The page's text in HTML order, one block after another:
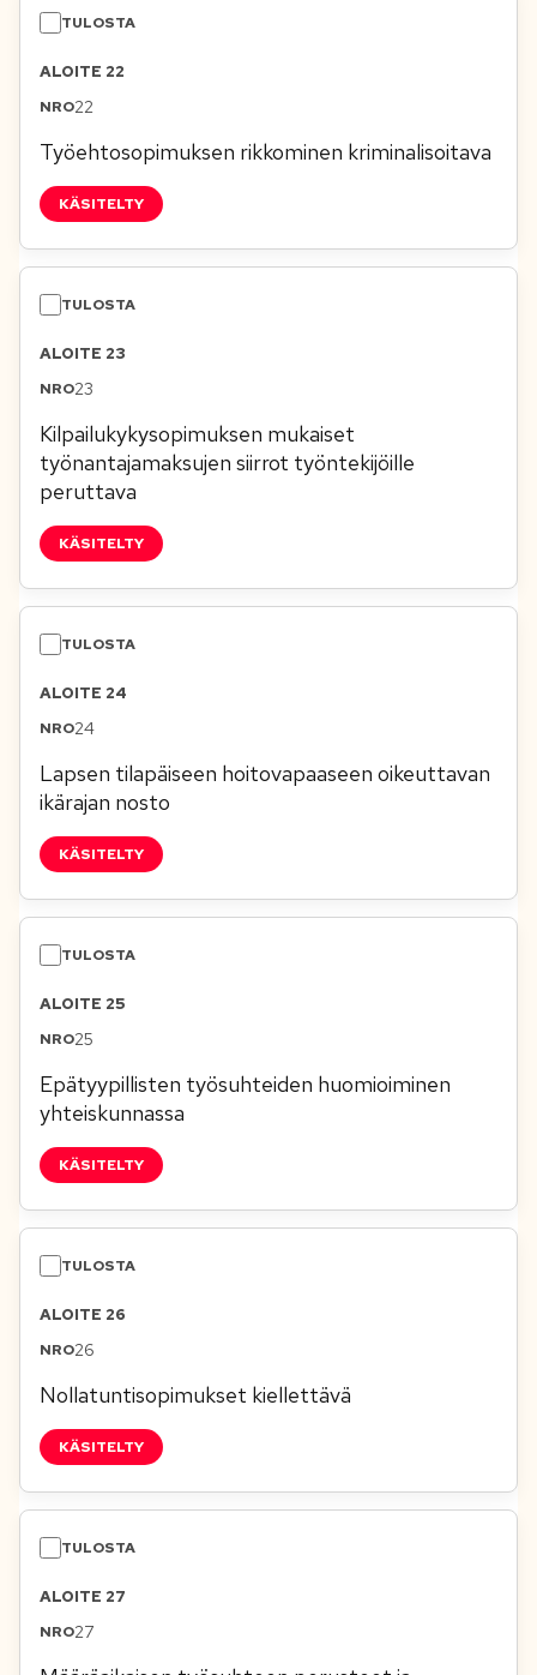
ALOITE 22
22
Työehtosopimuksen rikkominen kriminalisoitava
KÄSITELTY
ALOITE 23
23
Kilpailukykysopimuksen mukaiset
työnantajamaksujen siirrot työntekijöille
peruttava
KÄSITELTY
ALOITE 24
24
Lapsen tilapäiseen hoitovapaaseen oikeuttavan
ikärajan nosto
KÄSITELTY
ALOITE 25
25
Epätyypillisten työsuhteiden huomioiminen
yhteiskunnassa
KÄSITELTY
ALOITE 26
26
Nollatuntisopimukset kiellettävä
KÄSITELTY
ALOITE 27
27